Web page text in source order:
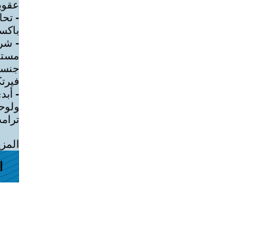
-
-
فيرتكب
-